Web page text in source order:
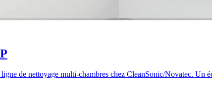
de nettoyage multi-chambres chez CleanSonic/Novatec. Un